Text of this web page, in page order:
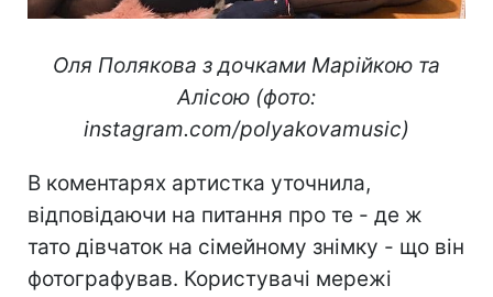
Оля Полякова з дочками Марійкою та
Алісою (фото:
instagram.com/polyakovamusic)
В коментарях артистка уточнила,
відповідаючи на питання про те - де ж
тато дівчаток на сімейному знімку - що він
фотографував. Користувачі мережі